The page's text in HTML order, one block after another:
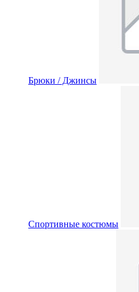
Брюки / Джинсы
Спортивные костюмы